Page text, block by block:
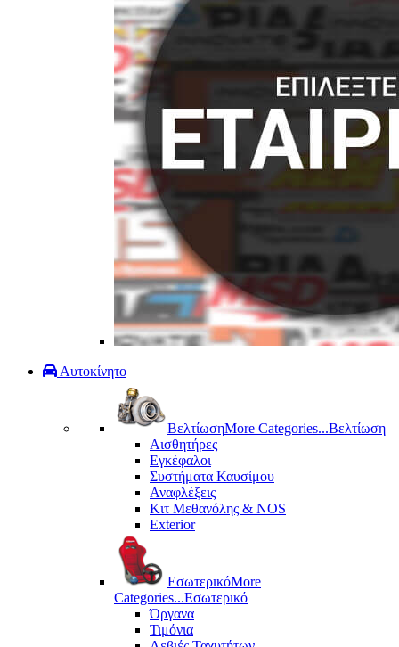
Αυτοκίνητο
ΒελτίωσηMore Categories...Βελτίωση
Αισθητήρες
Εγκέφαλοι
Συστήματα Καυσίμου
Αναφλέξεις
Κιτ Μεθανόλης & ΝΟS
Exterior
ΕσωτερικόMore
Categories...Εσωτερικό
Όργανα
Τιμόνια